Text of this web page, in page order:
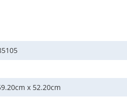
x 52.20cm